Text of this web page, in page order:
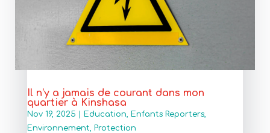
Il n’y a jamais de courant dans mon
quartier à Kinshasa
Nov 19, 2025 | Education Enfants Reporters,
Environnement
Protection